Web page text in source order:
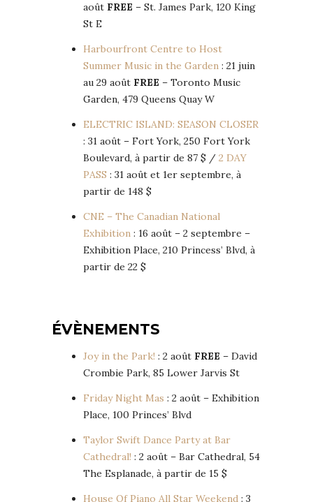
août FREE – St. James Park, 120 King
St E
Harbourfront Centre to Host
Summer Music in the Garden : 21 juin
au 29 août FREE – Toronto Music
Garden, 479 Queens Quay W
ELECTRIC ISLAND: SEASON CLOSER
: 31 août – Fort York, 250 Fort York
Boulevard, à partir de 87 $ / 2 DAY
PASS : 31 août et 1er septembre, à
partir de 148 $
CNE – The Canadian National
Exhibition : 16 août – 2 septembre –
Exhibition Place, 210 Princess’ Blvd, à
partir de 22 $
ÉVÈNEMENTS
Joy in the Park! : 2 août FREE – David
Crombie Park, 85 Lower Jarvis St
Friday Night Mas : 2 août – Exhibition
Place, 100 Princes’ Blvd
Taylor Swift Dance Party at Bar
Cathedral! : 2 août – Bar Cathedral, 54
The Esplanade, à partir de 15 $
House Of Piano All Star Weekend : 3